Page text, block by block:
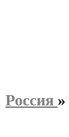
Россия »